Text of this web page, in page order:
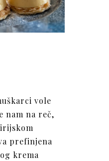
vole
nam na reč,
prefinjena
krema